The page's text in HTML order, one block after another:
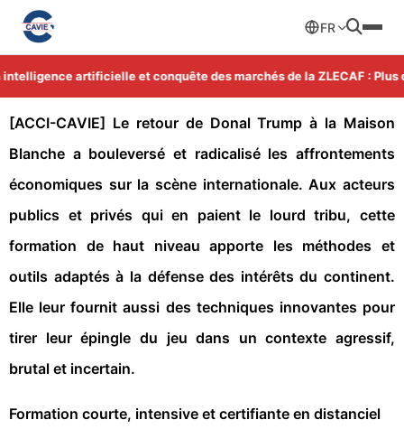
artificielle et conquête des marchés de la ZLECAF : Plus
FR
[ACCI-CAVIE] Le retour de Donal Trump à la Maison
Blanche a bouleversé et radicalisé les affrontements
économiques sur la scène internationale. Aux acteurs
publics et privés qui en paient le lourd tribu, cette
formation de haut niveau apporte les méthodes et
outils adaptés à la défense des intérêts du continent.
Elle leur fournit aussi des techniques innovantes pour
tirer leur épingle du jeu dans un contexte agressif,
brutal et incertain.
Formation courte, intensive et certifiante en distanciel